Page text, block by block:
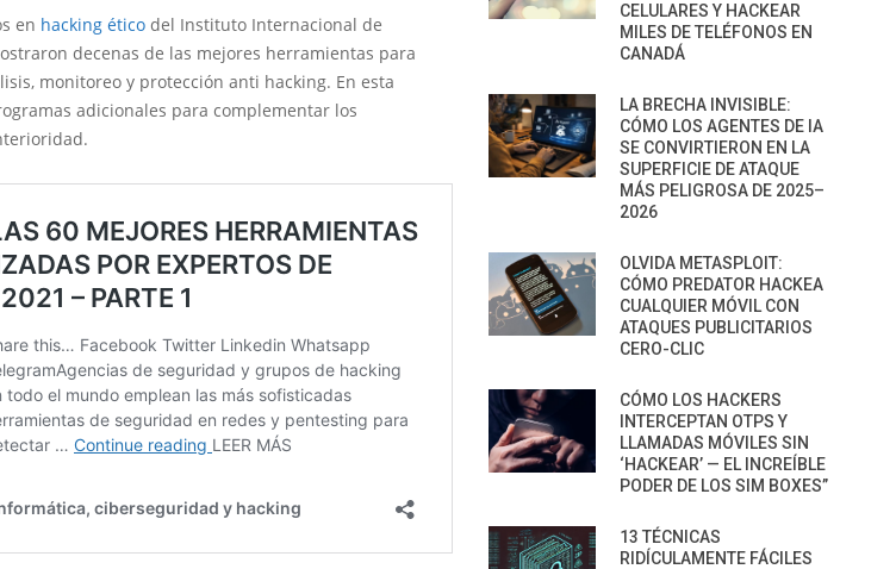
en hacking ético del Instituto Internacional de
decenas de las mejores herramientas para
monitoreo y protección anti hacking. En esta
adicionales para complementar los
CELULARES Y HACKEAR
MILES DE TELÉFONOS EN
CANADÁ
LA BRECHA INVISIBLE:
CÓMO LOS AGENTES DE IA
SE CONVIRTIERON EN LA
SUPERFICIE DE ATAQUE
MÁS PELIGROSA DE 2025–
2026
OLVIDA METASPLOIT:
CÓMO PREDATOR HACKEA
CUALQUIER MÓVIL CON
ATAQUES PUBLICITARIOS
CERO-CLIC
CÓMO LOS HACKERS
INTERCEPTAN OTPS Y
LLAMADAS MÓVILES SIN
‘HACKEAR’ — EL INCREÍBLE
PODER DE LOS SIM BOXES”
13 TÉCNICAS
RIDÍCULAMENTE FÁCILES